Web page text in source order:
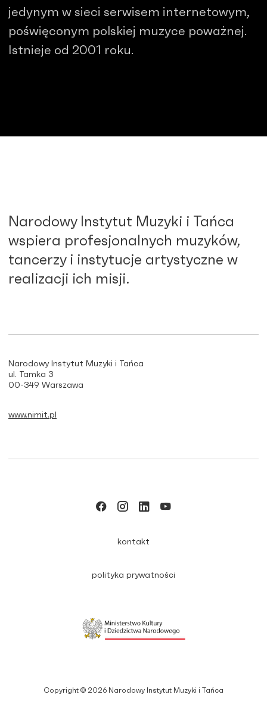
jedynym w sieci serwisem internetowym,
poświęconym polskiej muzyce poważnej.
Istnieje od 2001 roku.
Narodowy Instytut Muzyki i Tańca
wspiera profesjonalnych muzyków,
tancerzy i instytucje artystyczne w
realizacji ich misji.
Narodowy Instytut Muzyki i Tańca
ul. Tamka 3
00-349 Warszawa
www.nimit.pl
Copyright © 2026 Narodowy Instytut Muzyki i Tańca
kontakt
polityka prywatności